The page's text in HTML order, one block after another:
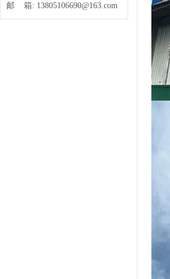
邮 箱: 13805106690@163.com